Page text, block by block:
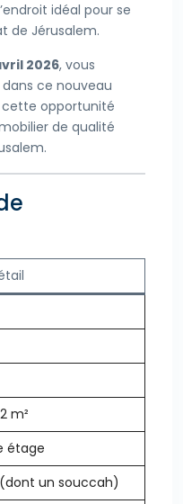
idéal pour se
de Jérusalem.
2026, vous
ce nouveau
cette opportunité
de qualité
m²
étage
un souccah)